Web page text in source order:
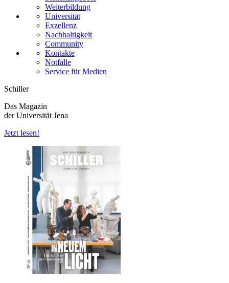
Weiterbildung
Universität
Exzellenz
Nachhaltigkeit
Community
Kontakte
Notfälle
Service für Medien
Schiller
Das Magazin
der Universität Jena
Jetzt lesen!